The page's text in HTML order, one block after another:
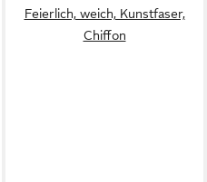
Feierlich, weich, Kunstfaser,
Chiffon